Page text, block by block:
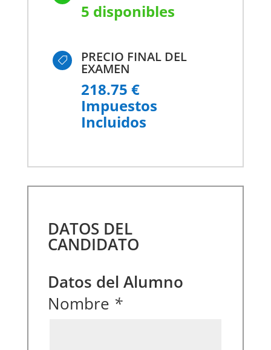
5 disponibles
 PRECIO FINAL DEL
EXAMEN
218.75 €
Impuestos
Incluidos
DATOS DEL
CANDIDATO
Datos del Alumno
Nombre *